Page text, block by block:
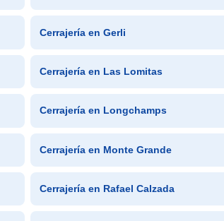
Cerrajería en Gerli
Cerrajería en Las Lomitas
Cerrajería en Longchamps
Cerrajería en Monte Grande
Cerrajería en Rafael Calzada